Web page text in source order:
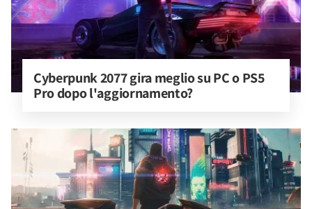
Cyberpunk 2077 gira meglio su PC o PS5
Pro dopo l'aggiornamento?